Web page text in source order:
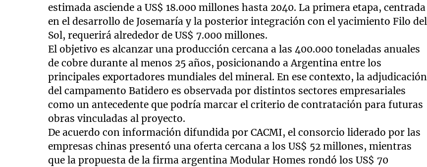
estimada asciende a US$ 18.000 millones hasta 2040. La primera etapa, centrada
en el desarrollo de Josemaría y la posterior integración con el yacimiento Filo del
Sol, requerirá alrededor de US$ 7.000 millones.
El objetivo es alcanzar una producción cercana a las 400.000 toneladas anuales
de cobre durante al menos 25 años, posicionando a Argentina entre los
principales exportadores mundiales del mineral. En ese contexto, la adjudicación
del campamento Batidero es observada por distintos sectores empresariales
como un antecedente que podría marcar el criterio de contratación para futuras
obras vinculadas al proyecto.
De acuerdo con información difundida por CACMI, el consorcio liderado por las
empresas chinas presentó una oferta cercana a los US$ 52 millones, mientras
que la propuesta de la firma argentina Modular Homes rondó los US$ 70